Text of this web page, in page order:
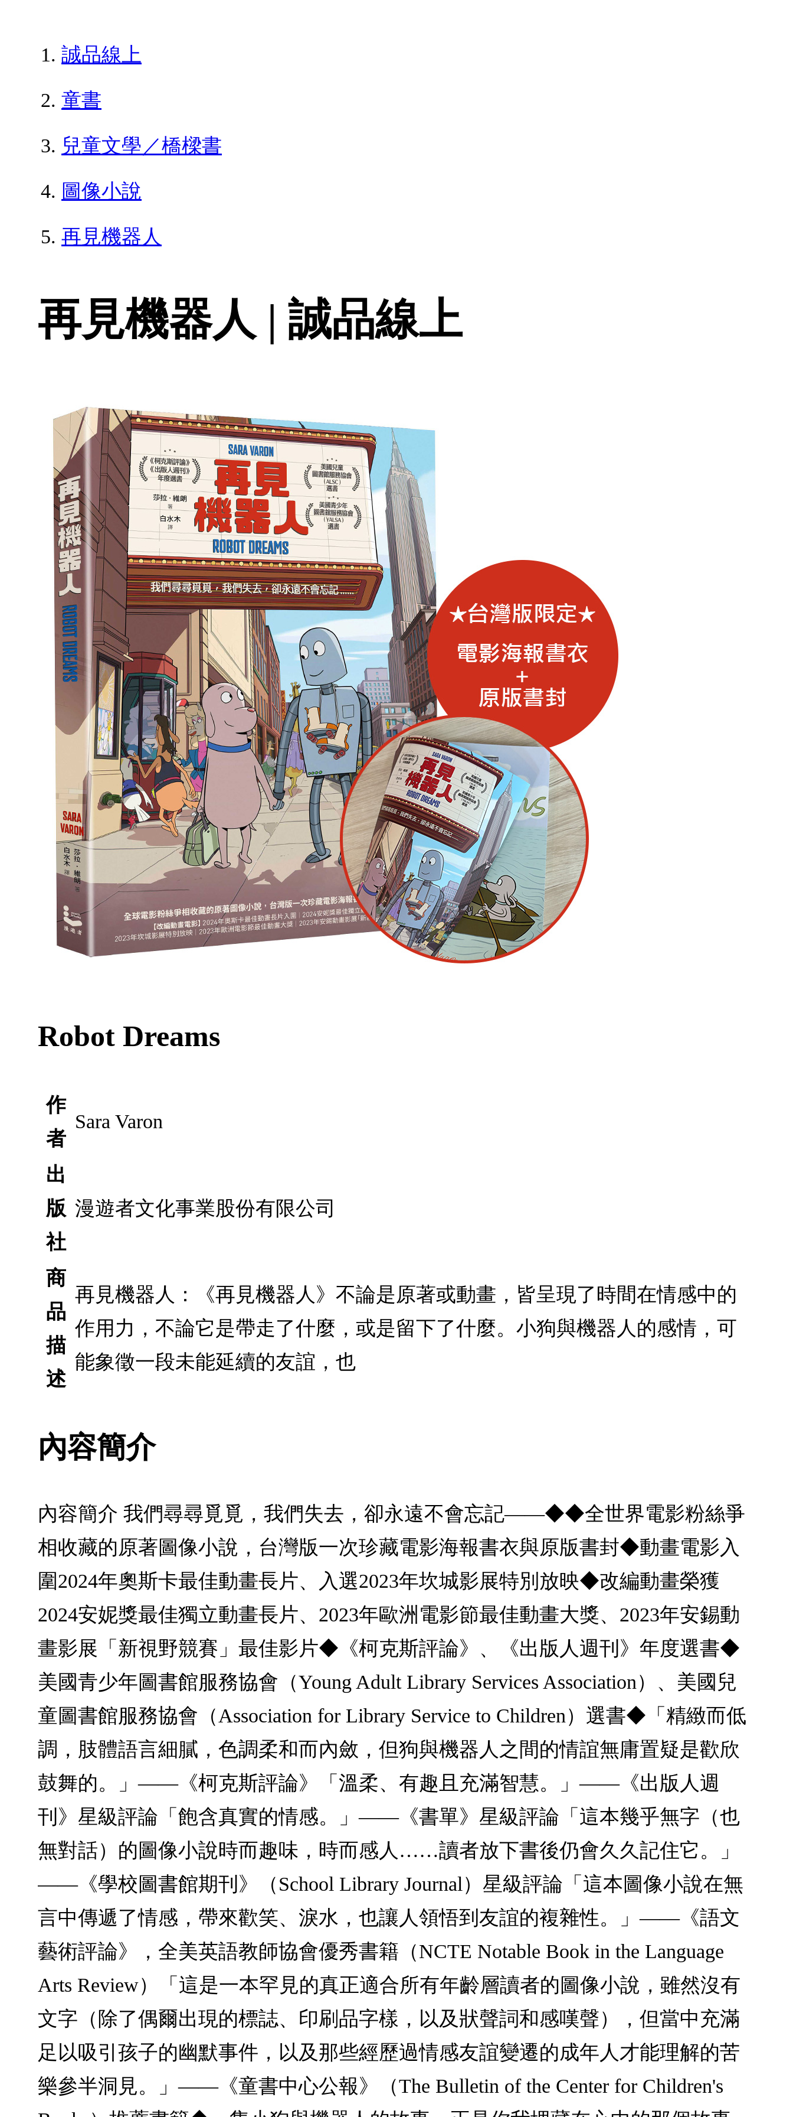
誠品線上
童書
兒童文學／橋樑書
圖像小說
再見機器人
再見機器人 | 誠品線上
Robot Dreams
作
者
Sara Varon
出
版
社
漫遊者文化事業股份有限公司
商
品
描
述
再見機器人：《再見機器人》不論是原著或動畫，皆呈現了時間在情感中的
作用力，不論它是帶走了什麼，或是留下了什麼。小狗與機器人的感情，可
能象徵一段未能延續的友誼，也
內容簡介
內容簡介 我們尋尋覓覓，我們失去，卻永遠不會忘記——◆◆全世界電影粉絲爭
相收藏的原著圖像小說，台灣版一次珍藏電影海報書衣與原版書封◆動畫電影入
圍2024年奧斯卡最佳動畫長片、入選2023年坎城影展特別放映◆改編動畫榮獲
2024安妮獎最佳獨立動畫長片、2023年歐洲電影節最佳動畫大獎、2023年安錫動
畫影展「新視野競賽」最佳影片◆《柯克斯評論》、《出版人週刊》年度選書◆
美國青少年圖書館服務協會（Young Adult Library Services Association）、美國兒
童圖書館服務協會（Association for Library Service to Children）選書◆「精緻而低
調，肢體語言細膩，色調柔和而內斂，但狗與機器人之間的情誼無庸置疑是歡欣
鼓舞的。」——《柯克斯評論》「溫柔、有趣且充滿智慧。」——《出版人週
刊》星級評論「飽含真實的情感。」——《書單》星級評論「這本幾乎無字（也
無對話）的圖像小說時而趣味，時而感人……讀者放下書後仍會久久記住它。」
——《學校圖書館期刊》（School Library Journal）星級評論「這本圖像小說在無
言中傳遞了情感，帶來歡笑、淚水，也讓人領悟到友誼的複雜性。」——《語文
藝術評論》，全美英語教師協會優秀書籍（NCTE Notable Book in the Language
Arts Review）「這是一本罕見的真正適合所有年齡層讀者的圖像小說，雖然沒有
文字（除了偶爾出現的標誌、印刷品字樣，以及狀聲詞和感嘆聲），但當中充滿
足以吸引孩子的幽默事件，以及那些經歷過情感友誼變遷的成年人才能理解的苦
樂參半洞見。」——《童書中心公報》（The Bulletin of the Center for Children's